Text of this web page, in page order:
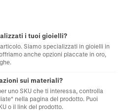
i tuoi gioielli?
Siamo specializzati in gioielli in
anche opzioni placcate in oro,
sui materiali?
uno SKU che ti interessa, controlla
nella pagina del prodotto. Puoi
o il link del prodotto.